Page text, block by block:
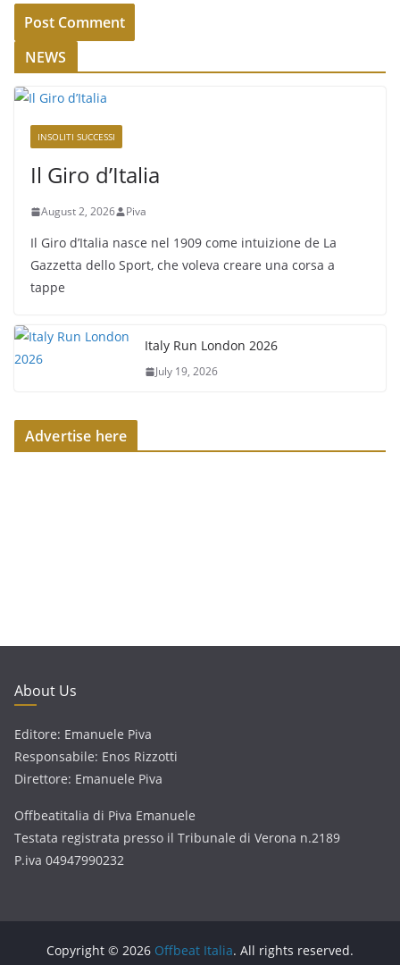
NEWS
INSOLITI SUCCESSI
Il Giro d’Italia
August 2, 2026 Piva
Il Giro d’Italia nasce nel 1909 come intuizione de La
Gazzetta dello Sport, che voleva creare una corsa a
tappe
Italy Run London 2026
July 19, 2026
Advertise here
About Us
Editore: Emanuele Piva
Responsabile: Enos Rizzotti
Direttore: Emanuele Piva
Offbeatitalia di Piva Emanuele
Testata registrata presso il Tribunale di Verona n.2189
P.iva 04947990232
Copyright © 2026 Offbeat Italia. All rights reserved.